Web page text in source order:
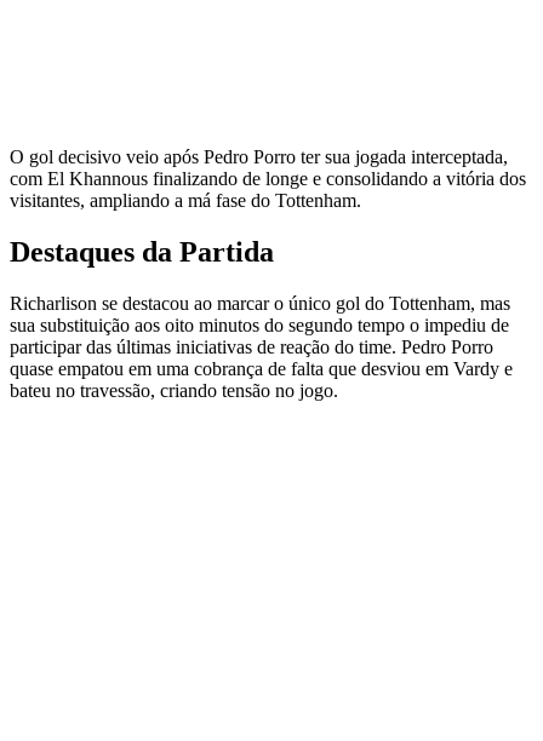
O gol decisivo veio após Pedro Porro ter sua jogada interceptada,
com El Khannous finalizando de longe e consolidando a vitória dos
visitantes, ampliando a má fase do Tottenham.
Destaques da Partida
Richarlison se destacou ao marcar o único gol do Tottenham, mas
sua substituição aos oito minutos do segundo tempo o impediu de
participar das últimas iniciativas de reação do time. Pedro Porro
quase empatou em uma cobrança de falta que desviou em Vardy e
bateu no travessão, criando tensão no jogo.